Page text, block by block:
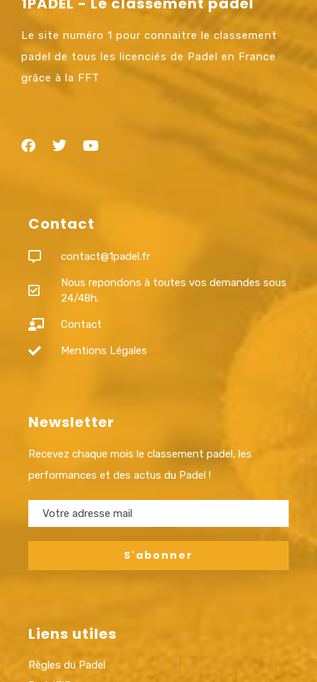
Le site numéro 1 pour connaitre le classement
padel de tous les licenciés de Padel en France
grâce à la FFT
Contact
contact@1padel.fr
Nous repondons à toutes vos demandes sous
24/48h.
Contact
Mentions Légales
Newsletter
Recevez chaque mois le classement padel, les
performances et des actus du Padel !
Liens utiles
Règles du Padel